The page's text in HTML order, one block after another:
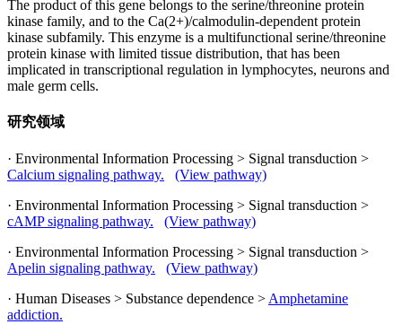
The product of this gene belongs to the serine/threonine protein
kinase family, and to the Ca(2+)/calmodulin-dependent protein
kinase subfamily. This enzyme is a multifunctional serine/threonine
protein kinase with limited tissue distribution, that has been
implicated in transcriptional regulation in lymphocytes, neurons and
male germ cells.
研究领域
· Environmental Information Processing > Signal transduction >
Calcium signaling pathway.
(View pathway)
· Environmental Information Processing > Signal transduction >
cAMP signaling pathway.
(View pathway)
· Environmental Information Processing > Signal transduction >
Apelin signaling pathway.
(View pathway)
· Human Diseases > Substance dependence > Amphetamine
addiction.